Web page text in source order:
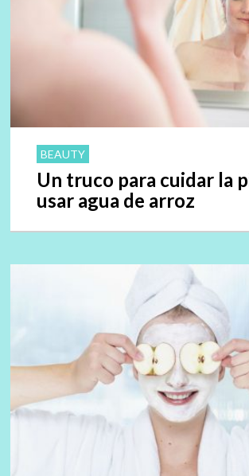
BEAUTY
Un truco para cuidar la
usar agua de arroz